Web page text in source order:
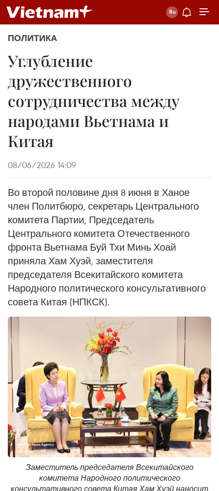
ПОЛИТИКА
Углубление
дружественного
сотрудничества между
народами Вьетнама и
Китая
08/06/2026 14:09
Во второй половине дня 8 июня в Ханое
член Политбюро, секретарь Центрального
комитета Партии, Председатель
Центрального комитета Отечественного
фронта Вьетнама Буй Тхи Минь Хоай
приняла Хам Хуэй, заместителя
председателя Всекитайского комитета
Народного политического консультативного
совета Китая (НПКСК).
Заместитель председателя Всекитайского
комитета Народного политического
консультативного совета Китая Хам Хуэй наносит